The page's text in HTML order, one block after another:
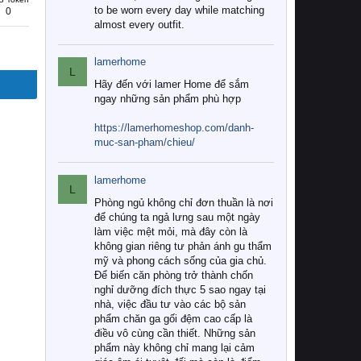
0
to be worn every day while matching
almost every outfit.
L
lamerhome
Hãy đến với lamer Home để sắm
ngay những sản phẩm phù hợp
https://lamerhomeshop.com/danh-
muc-san-pham/chieu/
L
lamerhome
Phòng ngủ không chỉ đơn thuần là nơi
để chúng ta ngả lưng sau một ngày
làm việc mệt mỏi, mà đây còn là
không gian riêng tư phản ánh gu thẩm
mỹ và phong cách sống của gia chủ.
Để biến căn phòng trở thành chốn
nghỉ dưỡng đích thực 5 sao ngay tại
nhà, việc đầu tư vào các bộ sản
phẩm chăn ga gối đệm cao cấp là
điều vô cùng cần thiết. Những sản
phẩm này không chỉ mang lại cảm